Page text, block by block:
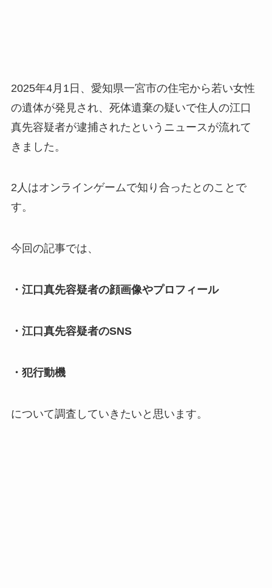
2025年4月1日、愛知県一宮市の住宅から若い女性
の遺体が発見され、死体遺棄の疑いで住人の江口
真先容疑者が逮捕されたというニュースが流れて
きました。
2人はオンラインゲームで知り合ったとのことで
す。
今回の記事では、
・江口真先容疑者の顔画像やプロフィール
・江口真先容疑者のSNS
・犯行動機
について調査していきたいと思います。